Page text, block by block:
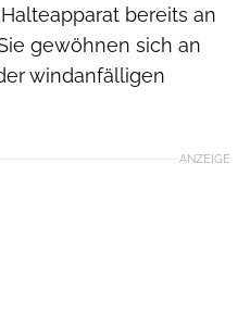
bereits an
gewöhnen sich an
windanfälligen
ANZEIGE